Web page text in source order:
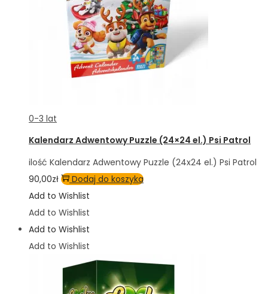
0-3 lat
Kalendarz Adwentowy Puzzle (24×24 el.) Psi Patrol
ilość Kalendarz Adwentowy Puzzle (24x24 el.) Psi Patrol
90,00zł
Dodaj do koszyka
Add to Wishlist
Add to Wishlist
Add to Wishlist
Add to Wishlist